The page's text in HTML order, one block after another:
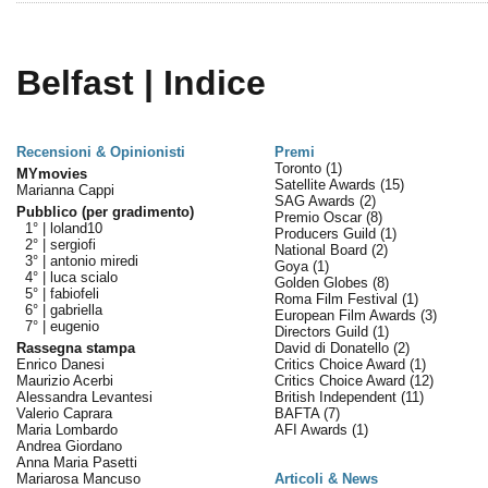
Belfast | Indice
Recensioni & Opinionisti
Premi
MYmovies
Marianna Cappi
Pubblico (per gradimento)
1° |
loland10
2° | sergiofi
3° | antonio miredi
4° |
luca scialo
5° | fabiofeli
6° | gabriella
7° | eugenio
Rassegna stampa
Enrico Danesi
Maurizio Acerbi
Alessandra Levantesi
Valerio Caprara
Maria Lombardo
Andrea Giordano
Anna Maria Pasetti
Mariarosa Mancuso
Toronto (1)
Satellite Awards (15)
SAG Awards (2)
Premio Oscar (8)
Producers Guild (1)
National Board (2)
Goya (1)
Golden Globes (8)
Roma Film Festival (1)
European Film Awards (3)
Directors Guild (1)
David di Donatello (2)
Critics Choice Award (1)
Critics Choice Award (12)
British Independent (11)
BAFTA (7)
AFI Awards (1)
Articoli & News